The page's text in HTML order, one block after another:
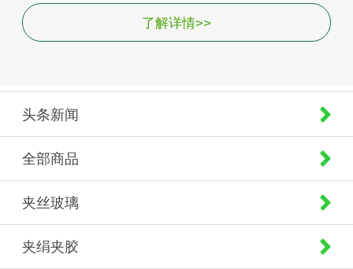
了解详情>>
头条新闻
全部商品
夹丝玻璃
夹绢夹胶